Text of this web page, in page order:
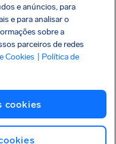
APP
Imprint
e anúncios, para
e para analisar o
sobre a
parceiros de redes
Cookies
| Política de
cookies